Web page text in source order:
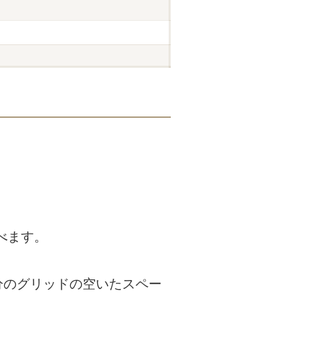
す。
グリッドの空いたスペー